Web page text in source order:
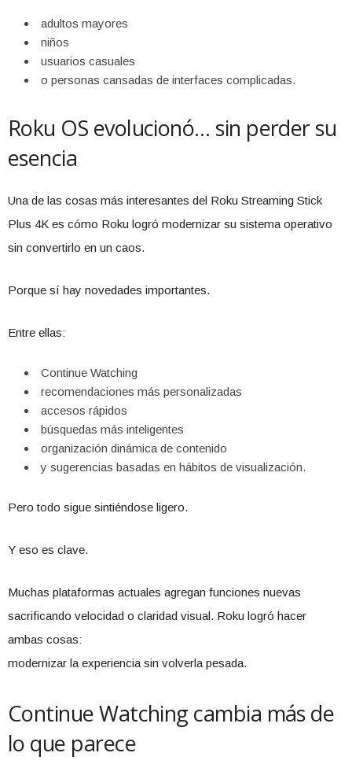
adultos mayores
niños
usuarios casuales
o personas cansadas de interfaces complicadas.
Roku OS evolucionó… sin perder su
esencia
Una de las cosas más interesantes del Roku Streaming Stick
Plus 4K es cómo Roku logró modernizar su sistema operativo
sin convertirlo en un caos.
Porque sí hay novedades importantes.
Entre ellas:
Continue Watching
recomendaciones más personalizadas
accesos rápidos
búsquedas más inteligentes
organización dinámica de contenido
y sugerencias basadas en hábitos de visualización.
Pero todo sigue sintiéndose ligero.
Y eso es clave.
Muchas plataformas actuales agregan funciones nuevas
sacrificando velocidad o claridad visual. Roku logró hacer
ambas cosas:
modernizar la experiencia sin volverla pesada.
Continue Watching cambia más de
lo que parece